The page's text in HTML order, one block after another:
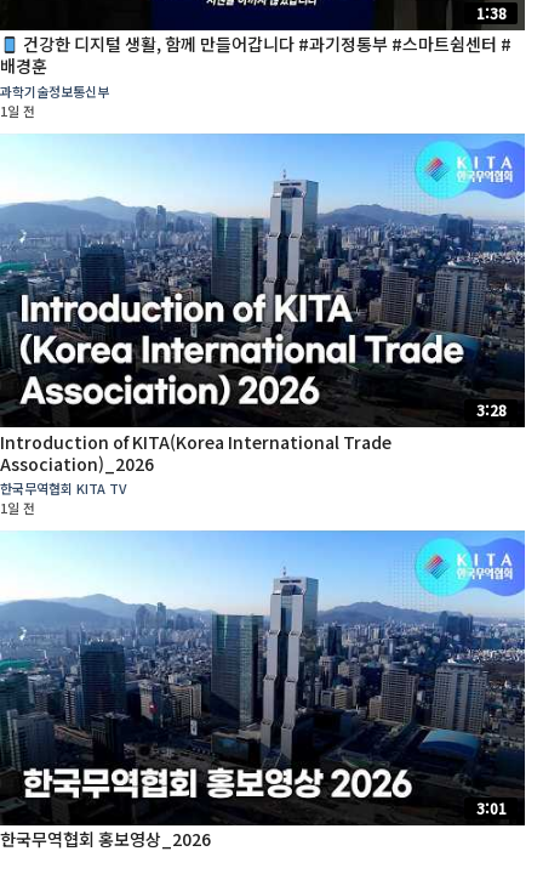
1:38
건강한 디지털 생활, 함께 만들어갑니다 #과기정통부 #스마트쉼센터 #
배경훈
과학기술정보통신부
1일 전
3:28
Introduction of KITA(Korea International Trade
Association)_2026
한국무역협회 KITA TV
1일 전
3:01
한국무역협회 홍보영상_2026